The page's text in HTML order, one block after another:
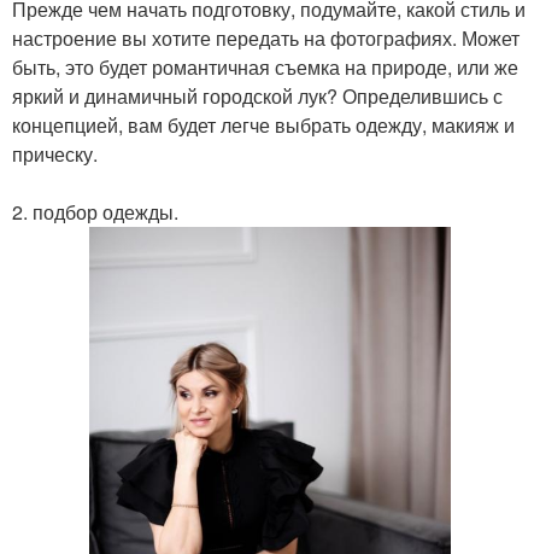
Прежде чем начать подготовку, подумайте, какой стиль и
настроение вы хотите передать на фотографиях. Может
быть, это будет романтичная съемка на природе, или же
яркий и динамичный городской лук? Определившись с
концепцией, вам будет легче выбрать одежду, макияж и
прическу.
2. подбор одежды.